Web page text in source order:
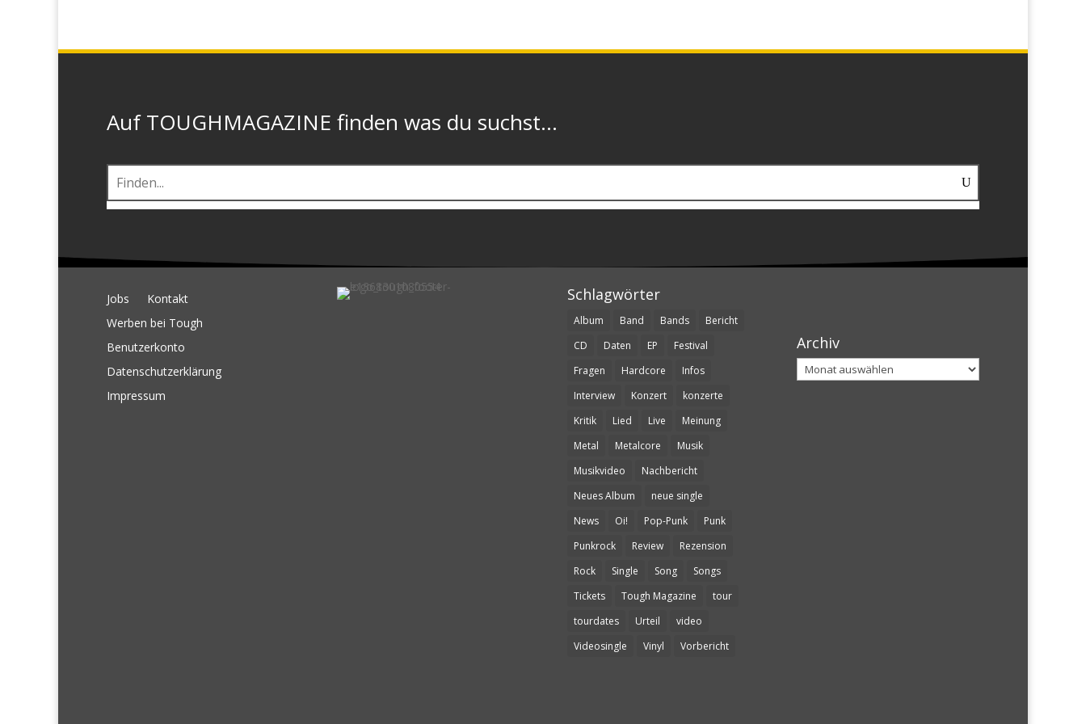
Auf TOUGHMAGAZINE finden was du suchst...
Jobs
Kontakt
Werben bei Tough
Benutzerkonto
Datenschutzerklärung
Impressum
Schlagwörter
Album Band Bands
Bericht
CD
Daten EP
Festival
Fragen
Hardcore
Infos
Interview
Konzert
konzerte
Kritik
Lied Live
Meinung
Metal
Metalcore
Musik
Musikvideo
Nachbericht
Neues Album
neue single
News
Oi! Pop-Punk
Punk
Punkrock
Review
Rezension
Rock
Single Song
Songs
Tickets
Tough Magazine
tour
tourdates
Urteil
video
Videosingle
Vinyl Vorbericht
Archiv
Archiv